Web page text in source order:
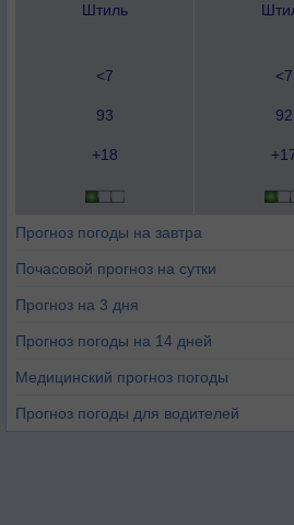
Штиль
<7 <7
93 92
+18
Прогноз погоды на завтра
Почасовой прогноз на сутки
Прогноз на 3 дня
Прогноз погоды на 14 дней
Медицинский прогноз погоды
Прогноз погоды для водителей